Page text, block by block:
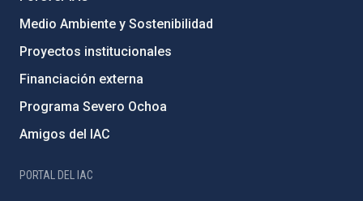
Medio Ambiente y Sostenibilidad
Proyectos institucionales
Financiación externa
Programa Severo Ochoa
Amigos del IAC
PORTAL DEL IAC